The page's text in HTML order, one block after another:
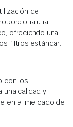
de
una
ofreciendo una
filtros estándar.
con los
calidad y
en el mercado de